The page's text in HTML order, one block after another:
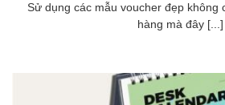
Sử dụng các mẫu voucher đẹp không
hàng mà đây [...]